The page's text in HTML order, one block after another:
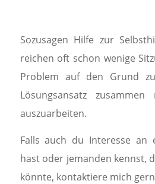
Sozusagen Hilfe zur
reichen oft schon wenige
Problem auf den Grund
Lösungsansatz
auszuarbeiten.
Falls auch du Interesse an
hast oder jemanden kennst,
könnte, kontaktiere mich